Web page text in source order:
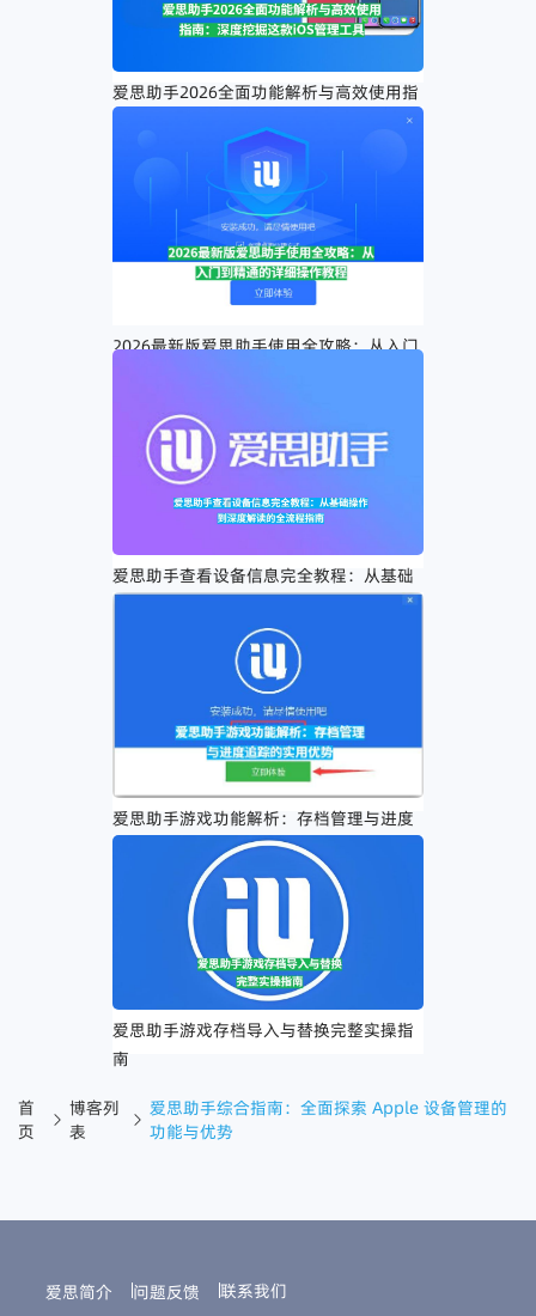
爱思助手2026全面功能解析与高效使用指
2026最新版爱思助手使用全攻略：从入门
爱思助手查看设备信息完全教程：从基础
操作到深度解读的全流程指南
爱思助手游戏功能解析：存档管理与进度
追踪的实用优势
爱思助手游戏存档导入与替换完整实操指
南
首
页
博客列
表
爱思助手综合指南：全面探索 Apple 设备管理的
功能与优势
爱思简介 问题反馈 联系我们